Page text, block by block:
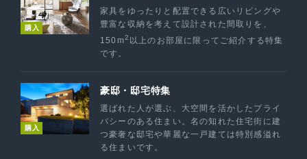
購入
家具をゆったりと配置できる広いリビングや
豊富な収納を考えて設計された間取りを、
150m2 以上のお部屋に限ってご紹介する特集
です。
購入
豪邸・邸宅特集
選ばれた人が選ぶ、大空間を活かしたプライ
バシーのある住まい。名の知れた住宅街に建
つ豪奢な邸宅や華麗な一戸建ては特別感溢れ
る住まいです。